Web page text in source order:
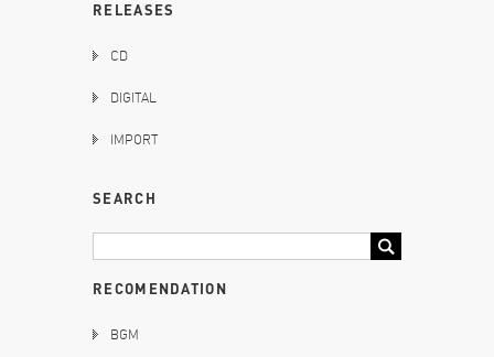
RELEASES
CD
DIGITAL
IMPORT
SEARCH
RECOMENDATION
BGM